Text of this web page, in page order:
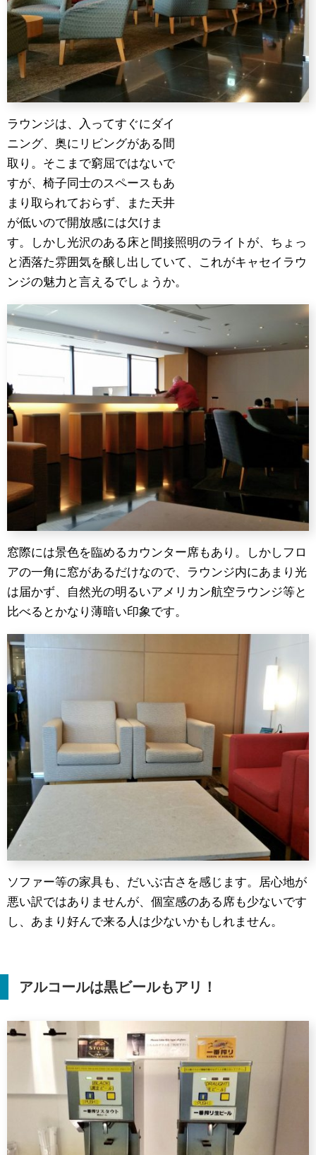
ラウンジは、入ってすぐにダイ
ニング、奥にリビングがある間
取り。そこまで窮屈ではないで
すが、椅子同士のスペースもあ
まり取られておらず、また天井
が低いので開放感には欠けま
す。しかし光沢のある床と間接照明のライトが、ちょっ
と洒落た雰囲気を醸し出していて、これがキャセイラウ
ンジの魅力と言えるでしょうか。
窓際には景色を臨めるカウンター席もあり。しかしフロ
アの一角に窓があるだけなので、ラウンジ内にあまり光
は届かず、自然光の明るいアメリカン航空ラウンジ等と
比べるとかなり薄暗い印象です。
ソファー等の家具も、だいぶ古さを感じます。居心地が
悪い訳ではありませんが、個室感のある席も少ないです
し、あまり好んで来る人は少ないかもしれません。
アルコールは黒ビールもアリ！